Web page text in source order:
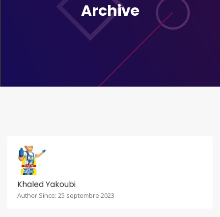
Archive
Khaled Yakoubi
Author Since: 25 septembre 2023